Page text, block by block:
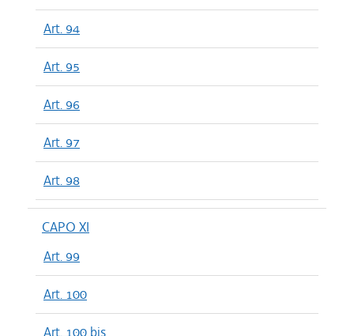
Art. 94
Art. 95
Art. 96
Art. 97
Art. 98
CAPO XI
Art. 99
Art. 100
Art. 100 bis